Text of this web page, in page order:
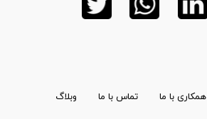
همکاری با ما تماس با ما وبلاگ